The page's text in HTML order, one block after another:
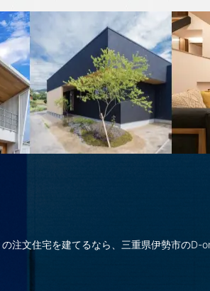
注文住宅を建てるなら、三重県伊勢市のD-